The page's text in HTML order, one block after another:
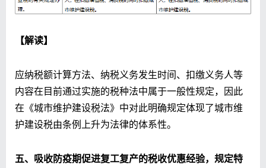
【解读】
应纳税额计算方法、纳税义务发生时间、扣缴义务人等
内容在目前通过实施的税种法中属于一般性规定，因此
在《城市维护建设税法》中对此明确规定体现了城市维
护建设税由条例上升为法律的体系性。
五、吸收防疫期促进复工复产的税收优惠经验，规定特